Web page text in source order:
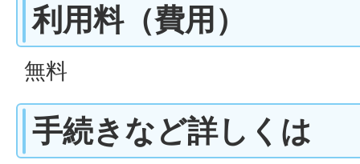
利用料（費用）
無料
手続きなど詳しくは